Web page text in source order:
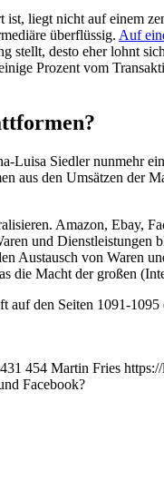
liegt nicht auf einem
überflüssig. Auf
stellt, desto eher lohnt
Prozent vom
Siedler nunmehr
aus den Umsätzen der
Amazon, Ebay,
und
Austausch von Waren
die Macht der großen
den Seiten 1091-
431 454 Martin Fries
Facebook?